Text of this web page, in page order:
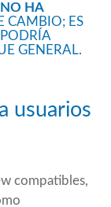
NO HA
CAMBIO; ES
GENERAL.
usuarios
compatibles,